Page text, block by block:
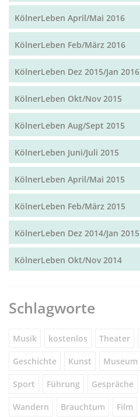
KölnerLeben April/Mai 2016
KölnerLeben Feb/März 2016
KölnerLeben Dez 2015/Jan 2016
KölnerLeben Okt/Nov 2015
KölnerLeben Aug/Sept 2015
KölnerLeben Juni/Juli 2015
KölnerLeben April/Mai 2015
KölnerLeben Feb/März 2015
KölnerLeben Dez 2014/Jan 2015
KölnerLeben Okt/Nov 2014
Schlagworte
Musik kostenlos Theater
Geschichte Kunst Museum
Sport Führung Gespräche
Wandern Brauchtum Film